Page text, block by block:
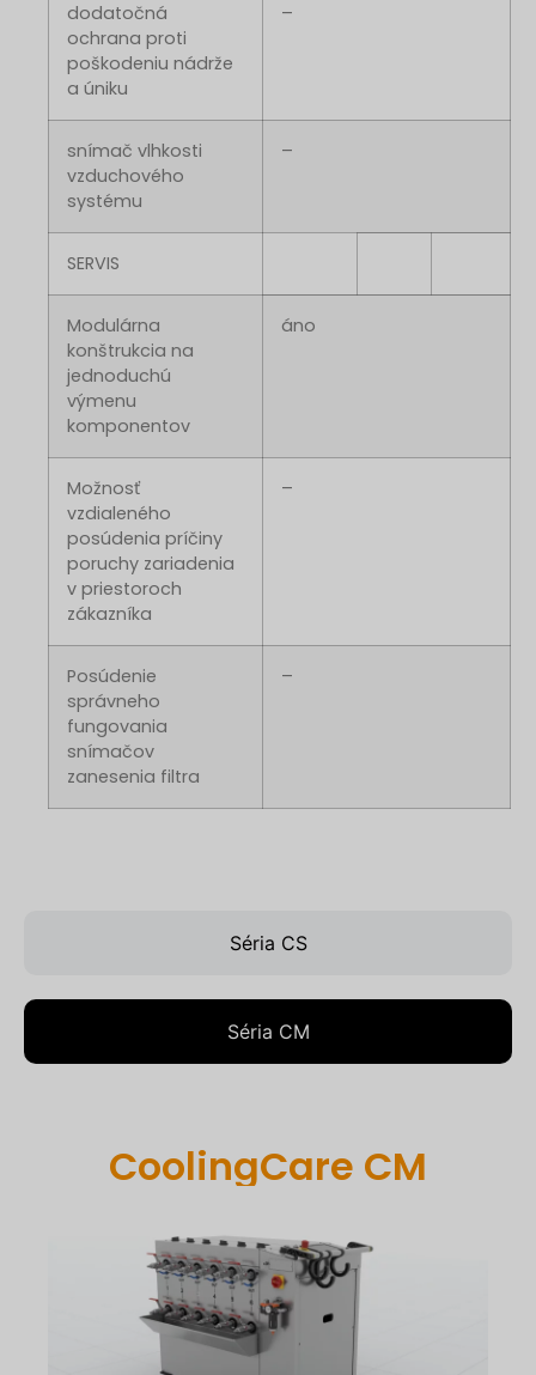
Séria CS
dodatočná
ochrana proti
poškodeniu nádrže
a úniku
–
snímač vlhkosti
vzduchového
systému
–
SERVIS
Modulárna
konštrukcia na
jednoduchú
výmenu
komponentov
áno
Možnosť
vzdialeného
posúdenia príčiny
poruchy zariadenia
v priestoroch
zákazníka
–
Posúdenie
správneho
fungovania
snímačov
zanesenia filtra
–
Séria CM
CoolingCare CM